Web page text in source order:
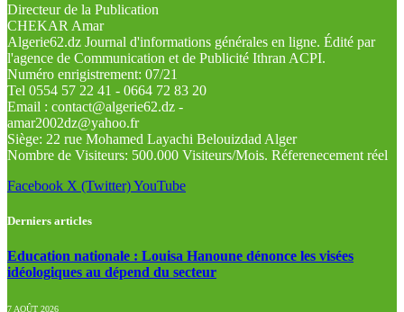
Directeur de la Publication
CHEKAR Amar
Algerie62.dz Journal d'informations générales en ligne. Édité par
l'agence de Communication et de Publicité Ithran ACPI.
Numéro enrigistrement: 07/21
Tel 0554 57 22 41 - 0664 72 83 20
Email : contact@algerie62.dz -
amar2002dz@yahoo.fr
Siège: 22 rue Mohamed Layachi Belouizdad Alger
Nombre de Visiteurs: 500.000 Visiteurs/Mois. Réferenecement réel
Facebook X (Twitter)YouTube
Derniers articles
Education nationale : Louisa Hanoune dénonce les visées
idéologiques au dépend du secteur
7 AOÛT 2026